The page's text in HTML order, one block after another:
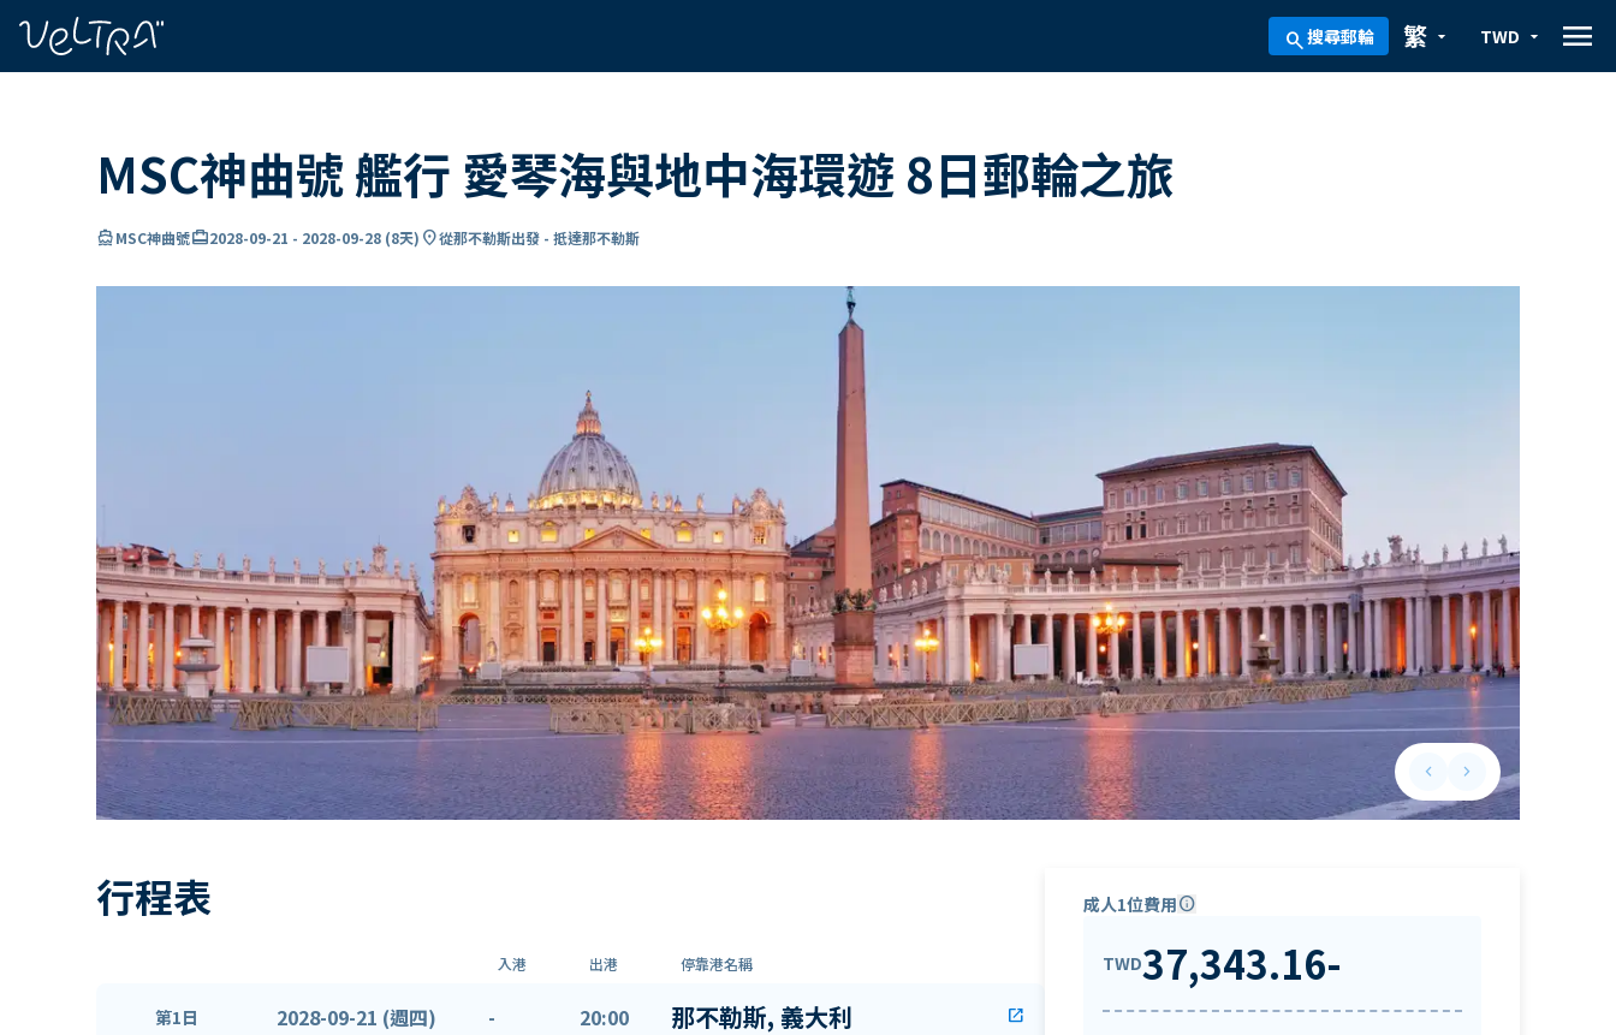
search搜尋郵輪 arrow_drop_down
繁 arrow_drop_down
TWD menu
MSC神曲號 艦行 愛琴海與地中海環遊 8日郵輪之旅
directions_boatMSC神曲號card_travel2028-09-21 - 2028-09-28 (8天) location_on從那不勒斯出發 - 抵達那不勒斯
keyboard_arrow_leftPrevious slide
keyboard_arrow_rightNext slide
行程表
入港 出港 停靠港名稱
第1日 2028-09-21 (週四) - 20:00 那不勒斯, 義大利 open_in_new
成人1位費用info
TWD37,343.16-